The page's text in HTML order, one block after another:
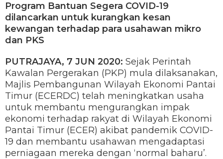
Program Bantuan Segera COVID-19
dilancarkan untuk kurangkan kesan
kewangan terhadap para usahawan mikro
dan PKS
PUTRAJAYA, 7 JUN 2020: Sejak Perintah
Kawalan Pergerakan (PKP) mula dilaksanakan,
Majlis Pembangunan Wilayah Ekonomi Pantai
Timur (ECERDC) telah meningkatkan usaha
untuk membantu mengurangkan impak
ekonomi terhadap rakyat di Wilayah Ekonomi
Pantai Timur (ECER) akibat pandemik COVID-
19 dan membantu usahawan mengadaptasi
perniagaan mereka dengan ‘normal baharu’.